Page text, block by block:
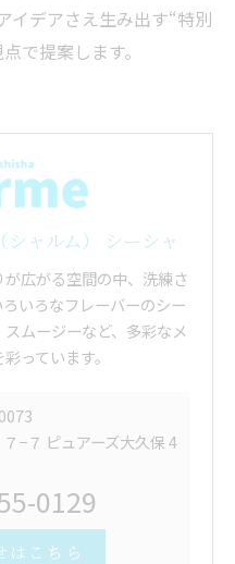
イデアさえ生み出す“特別
で提案します。
ャルム） シーシャ
広がる空間の中、洗練さ
いろなフレーバーのシー
ムージーなど、多彩なメ
っています。
−７ ピュアーズ大久保 4
0129
はこちら